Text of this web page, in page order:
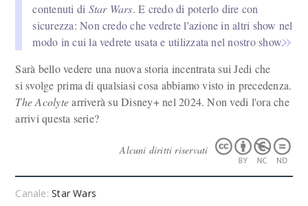
contenuti di Star Wars. E credo di poterlo dire con
sicurezza: Non credo che vedrete l'azione in altri show nel
modo in cui la vedrete usata e utilizzata nel nostro show.
Sarà bello vedere una nuova storia incentrata sui Jedi che
si svolge prima di qualsiasi cosa abbiamo visto in precedenza.
The Acolytearriverà su Disney+ nel 2024. Non vedi l'ora che
arrivi questa serie?
Alcuni diritti riservati
Canale:Star Wars